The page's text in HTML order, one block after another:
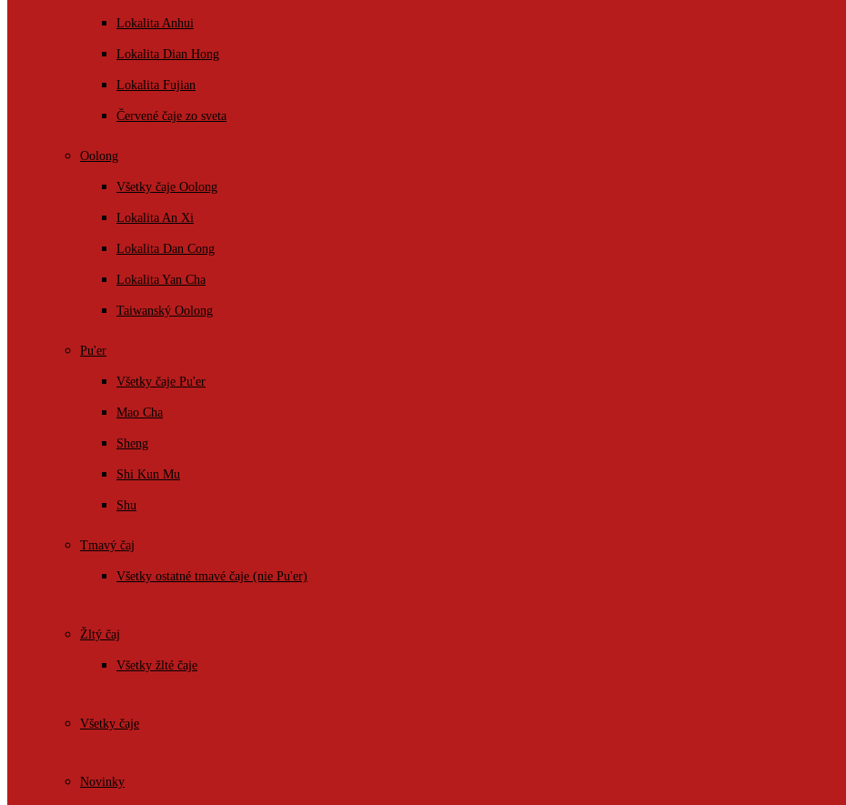
Lokalita Anhui
Lokalita Dian Hong
Lokalita Fujian
Červené čaje zo sveta
Oolong
Všetky čaje Oolong
Lokalita An Xi
Lokalita Dan Cong
Lokalita Yan Cha
Taiwanský Oolong
Pu'er
Všetky čaje Pu'er
Mao Cha
Sheng
Shi Kun Mu
Shu
Tmavý čaj
Všetky ostatné tmavé čaje (nie Pu'er)
Žltý čaj
Všetky žlté čaje
Všetky čaje
Novinky